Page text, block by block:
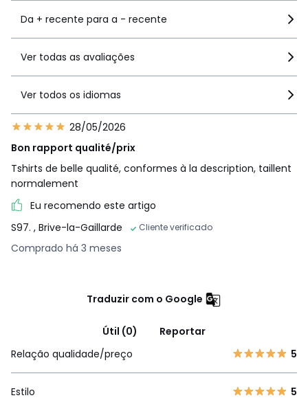
Da + recente para a - recente
Ver todas as avaliações
Ver todos os idiomas
28/05/2026
Bon rapport qualité/prix
Tshirts de belle qualité, conformes à la description, taillent
normalement
Eu recomendo este artigo
S97. , Brive-la-Gaillarde Cliente verificado
Comprado há 3 meses
Traduzir com o Google
Útil (0)
Reportar
Relação qualidade/preço
5
Estilo 5